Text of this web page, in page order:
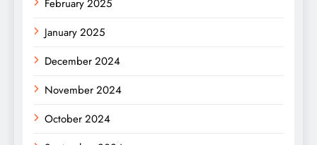
February 2025
January 2025
December 2024
November 2024
October 2024